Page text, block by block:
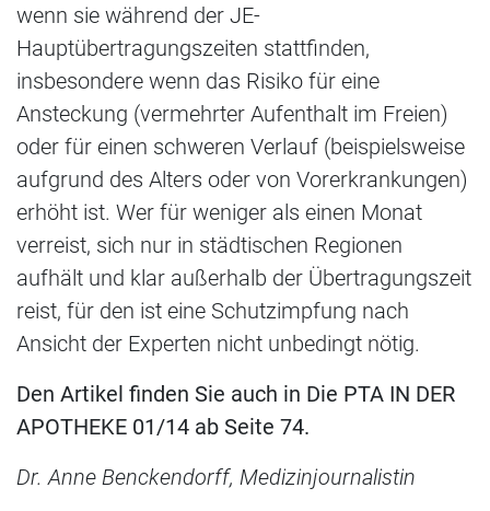
wenn sie während der JE-
Hauptübertragungszeiten stattfinden,
insbesondere wenn das Risiko für eine
Ansteckung (vermehrter Aufenthalt im Freien)
oder für einen schweren Verlauf (beispielsweise
aufgrund des Alters oder von Vorerkrankungen)
erhöht ist. Wer für weniger als einen Monat
verreist, sich nur in städtischen Regionen
aufhält und klar außerhalb der Übertragungszeit
reist, für den ist eine Schutzimpfung nach
Ansicht der Experten nicht unbedingt nötig.
Den Artikel finden Sie auch in Die PTA IN DER
APOTHEKE 01/14 ab Seite 74.
Dr. Anne Benckendorff, Medizinjournalistin